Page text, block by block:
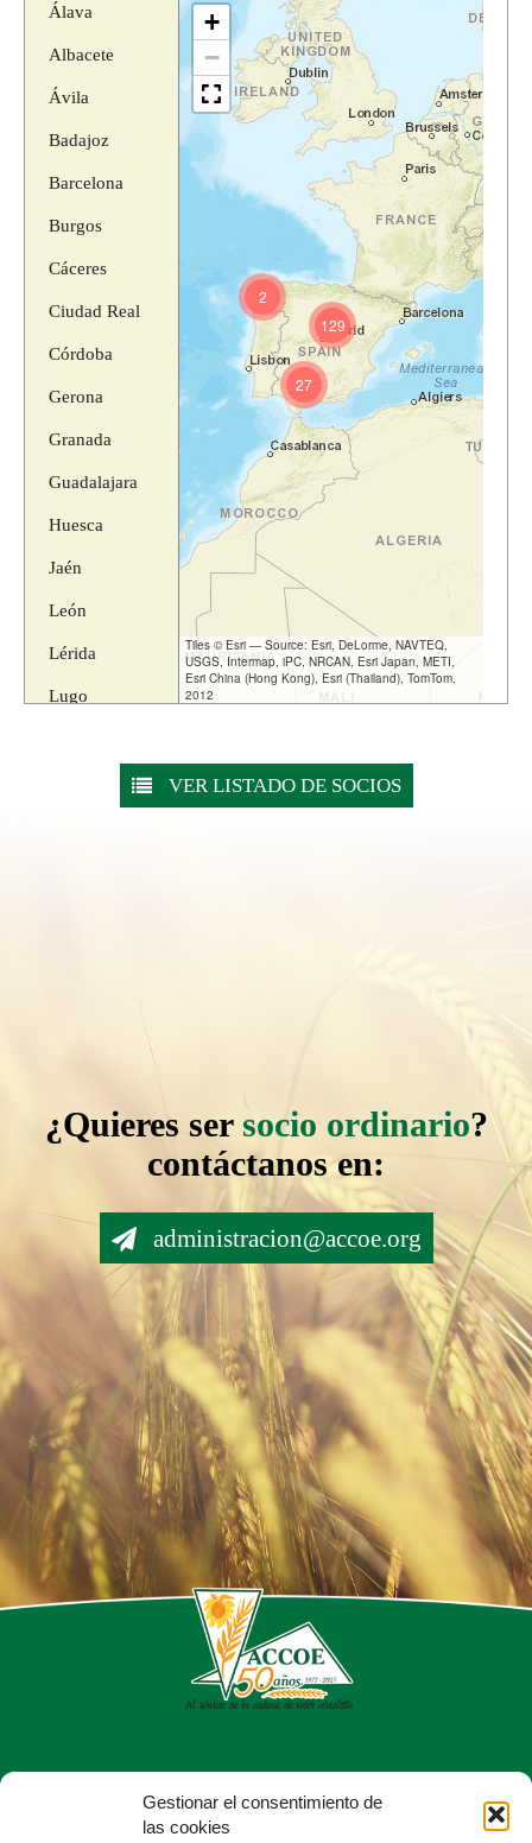
Gestionar el consentimiento de
las cookies
Álava
Albacete
Ávila
Badajoz
Barcelona
Burgos
Cáceres
Ciudad Real
Córdoba
Gerona
Granada
Guadalajara
Huesca
Jaén
León
Lérida
Lugo
Segovia
Tarragona
Valencia
Valladolid
Zamora
Zaragoza
129
27
2
+
−
Tiles © Esri — Source: Esri, DeLorme, NAVTEQ,
USGS, Intermap, iPC, NRCAN, Esri Japan, METI,
Esri China (Hong Kong), Esri (Thailand), TomTom,
2012
VER LISTADO DE SOCIOS
¿Quieres ser socio ordinario?
contáctanos en:
administracion@accoe.org
28036 Madrid